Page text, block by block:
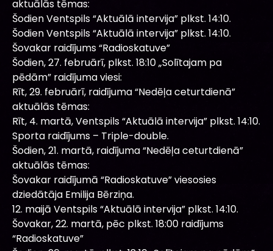
aktuālās tēmas:
Šodien Ventspils “Aktuālā intervija” plkst. 14:10.
Šodien Ventspils “Aktuālā intervija” plkst. 14:10.
Šovakar raidījums “Radioskatuve”
Šodien, 27. februārī, plkst. 18:10 „Solītajam pa
pēdām” raidījuma viesi:
Rīt, 29. februārī, raidījuma “Nedēļa ceturtdienā”
aktuālās tēmas:
Rīt, 4. martā, Ventspils “Aktuālā intervija” plkst. 14:10.
Sporta raidījums – Triple-double.
Šodien, 21. martā, raidījuma “Nedēļa ceturtdienā”
aktuālās tēmas:
Šovakar raidījumā “Radioskatuve” viesosies
dziedātāja Emilija Bērziņa.
12. maijā Ventspils “Aktuālā intervija” plkst. 14:10.
Šovakar, 22. martā, pēc plkst. 18:00 raidījums
“Radioskatuve”